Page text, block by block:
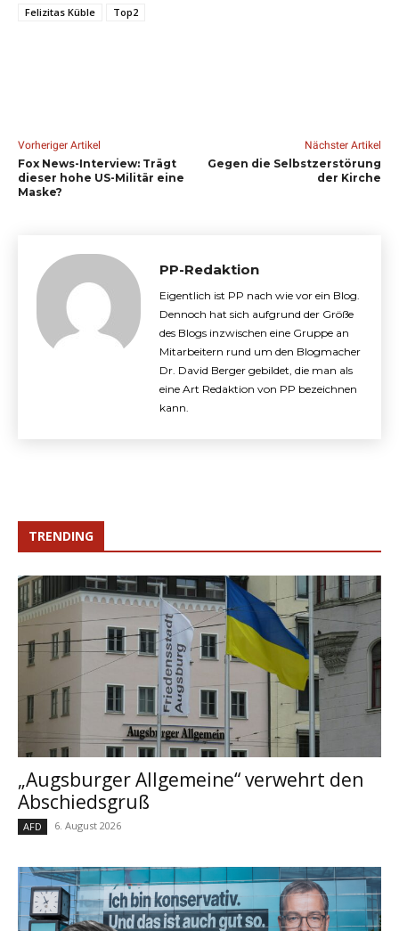
Felizitas Küble
Top2
Vorheriger Artikel
Fox News-Interview: Trägt
dieser hohe US-Militär eine
Maske?
Nächster Artikel
Gegen die Selbstzerstörung
der Kirche
PP-Redaktion
Eigentlich ist PP nach wie vor ein Blog.
Dennoch hat sich aufgrund der Größe
des Blogs inzwischen eine Gruppe an
Mitarbeitern rund um den Blogmacher
Dr. David Berger gebildet, die man als
eine Art Redaktion von PP bezeichnen
kann.
TRENDING
„Augsburger Allgemeine“ verwehrt den
Abschiedsgruß
AFD 6. August 2026